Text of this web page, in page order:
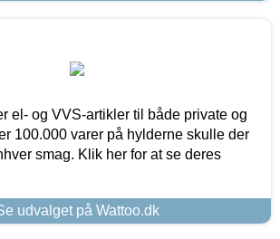
el- og VVS-artikler til både private og
100.000 varer på hylderne skulle der
smag. Klik her for at se deres
udvalget på Wattoo.dk